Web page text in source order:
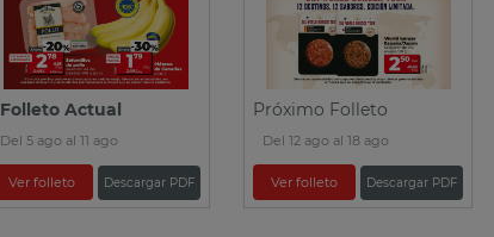
Folleto Actual
Del 5 ago al 11 ago
Ver folleto Descargar PDF
Próximo Folleto
Del 12 ago al 18 ago
Ver folleto Descargar PDF